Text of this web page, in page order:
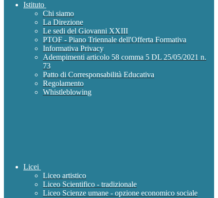
Istituto
Chi siamo
La Direzione
Le sedi del Giovanni XXIII
PTOF - Piano Triennale dell'Offerta Formativa
Informativa Privacy
Adempimenti articolo 58 comma 5 DL 25/05/2021 n.
73
Patto di Corresponsabilità Educativa
Regolamento
Whistleblowing
Licei
Liceo artistico
Liceo Scientifico - tradizionale
Liceo Scienze umane - opzione economico sociale